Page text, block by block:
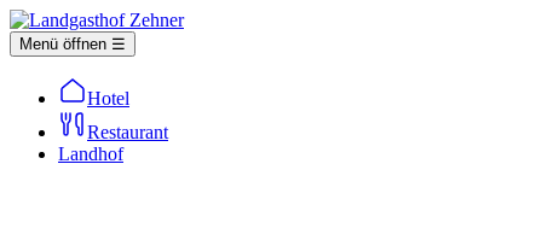
Menü öffnen ☰
Hotel
Restaurant
Landhof